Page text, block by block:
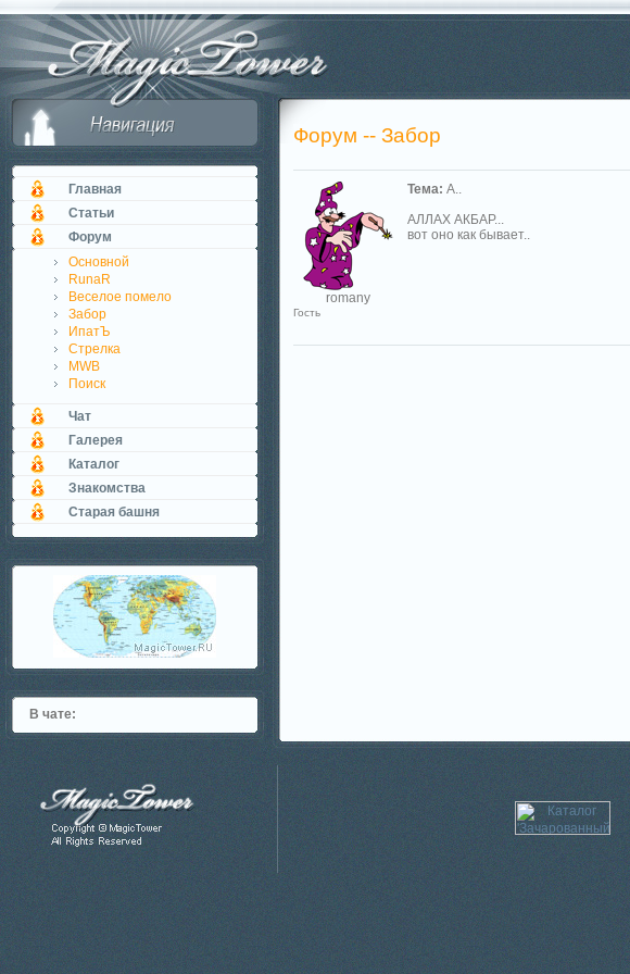
Главная
Статьи
Форум
Основной
RunaR
Веселое помело
Забор
ИпатЪ
Стрелка
MWB
Поиск
Чат
Галерея
Каталог
Знакомства
Старая башня
В чате:
Форум -- Забор
romany
Гость
Тема: А..
АЛЛАХ АКБАР...
вот оно как бывает..